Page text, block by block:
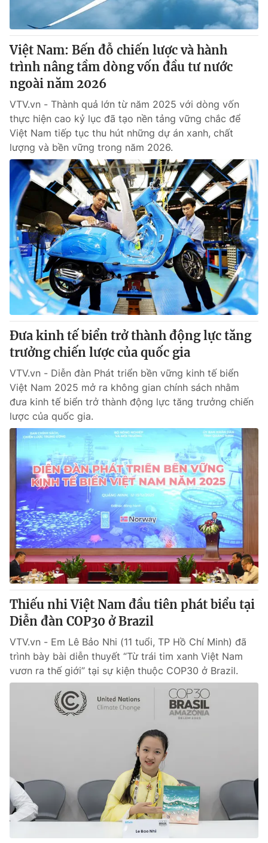
Việt Nam: Bến đỗ chiến lược và hành
trình nâng tầm dòng vốn đầu tư nước
ngoài năm 2026
VTV.vn - Thành quả lớn từ năm 2025 với dòng vốn
thực hiện cao kỷ lục đã tạo nền tảng vững chắc để
Việt Nam tiếp tục thu hút những dự án xanh, chất
lượng và bền vững trong năm 2026.
Đưa kinh tế biển trở thành động lực tăng
trưởng chiến lược của quốc gia
VTV.vn - Diễn đàn Phát triển bền vững kinh tế biển
Việt Nam 2025 mở ra không gian chính sách nhằm
đưa kinh tế biển trở thành động lực tăng trưởng chiến
lược của quốc gia.
Thiếu nhi Việt Nam đầu tiên phát biểu tại
Diễn đàn COP30 ở Brazil
VTV.vn - Em Lê Bảo Nhi (11 tuổi, TP Hồ Chí Minh) đã
trình bày bài diễn thuyết “Từ trái tim xanh Việt Nam
vươn ra thế giới” tại sự kiện thuộc COP30 ở Brazil.